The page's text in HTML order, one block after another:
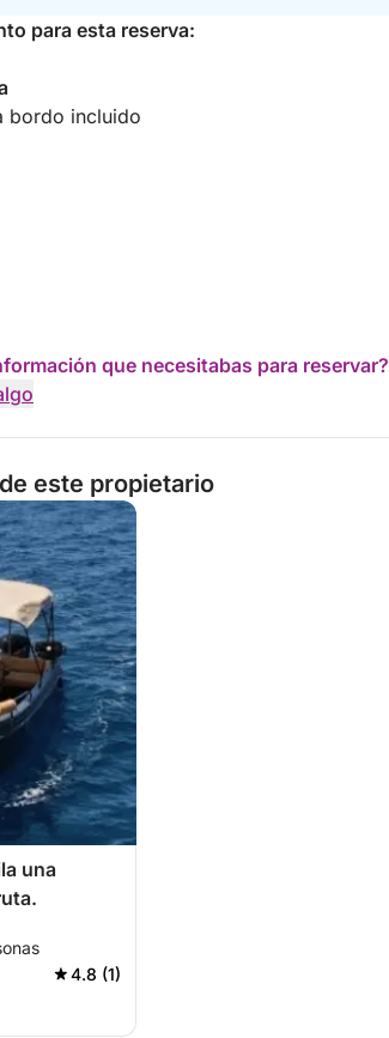
Una experiencia
al reservar algo
el patrón estaba
para esta reserva:
bordo incluido
que necesitabas para reservar?
este propietario
una
4.8 (1)